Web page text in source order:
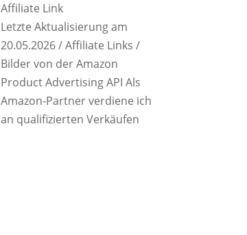
Affiliate Link
Letzte Aktualisierung am
20.05.2026 / Affiliate Links /
Bilder von der Amazon
Product Advertising API Als
Amazon-Partner verdiene ich
an qualifizierten Verkäufen